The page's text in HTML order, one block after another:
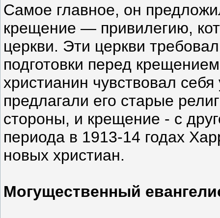
Самое главное, он
крещение — привилегию,
церкви. Эти церкви
подготовки перед
христианин чувствовал
предлагали его старые
стороны, и крещение - с
периода в 1913-14 годах
новых христиан.
Могущественный